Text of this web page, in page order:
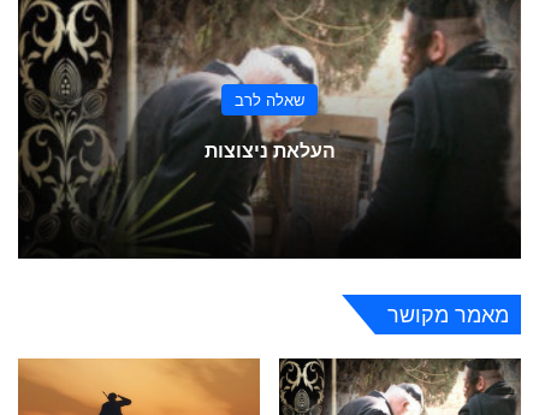
שאלה לרב
העלאת ניצוצות
מאמר מקושר